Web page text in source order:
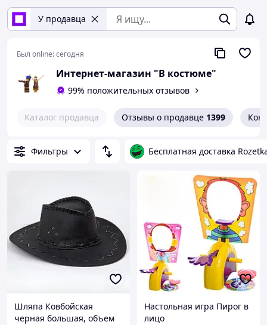
У продавца
Был online:сегодня
Интернет-магазин "В костюме"
99% положительных отзывов
Каталог продавца Отзывы о продавце 1399
Фильтры Бесплатная доставка
Шляпа Ковбойская
черная большая, объем
Настольная игра Пирог в
лицо